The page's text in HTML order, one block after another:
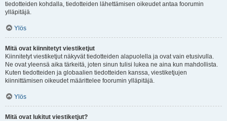
tiedotteiden kohdalla, tiedotteiden lähettämisen oikeudet antaa foorumin
ylläpitäjä.
Ylös
Mitä ovat kiinnitetyt viestiketjut
Kiinnitetyt viestiketjut näkyvät tiedotteiden alapuolella ja ovat vain etusivulla.
Ne ovat yleensä aika tärkeitä, joten sinun tulisi lukea ne aina kun mahdollista.
Kuten tiedotteiden ja globaalien tiedotteiden kanssa, viestiketjujen
kiinnittämisen oikeudet määrittelee foorumin ylläpitäjä.
Ylös
Mitä ovat lukitut viestiketjut?